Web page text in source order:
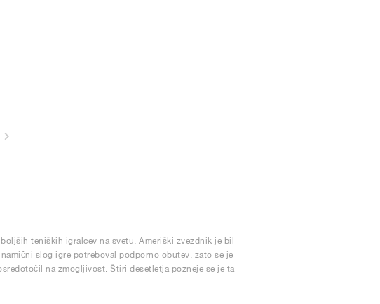
teniških igralcev na svetu. Ameriški zvezdnik je bil
slog igre potreboval podporno obutev, zato se je
na zmogljivost. Štiri desetletja pozneje se je ta